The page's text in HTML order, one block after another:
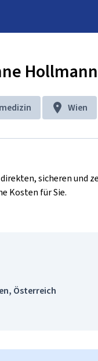
Hollmann
Wien
sicheren und
Kosten für Sie.
Österreich